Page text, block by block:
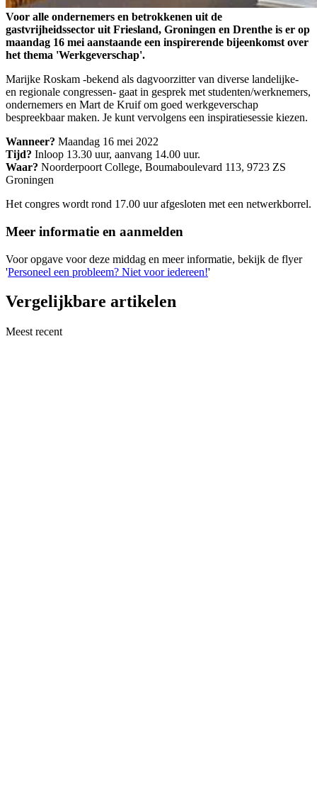
Voor alle ondernemers en betrokkenen uit de
gastvrijheidssector uit Friesland, Groningen en Drenthe is er op
maandag 16 mei aanstaande een inspirerende bijeenkomst over
het thema 'Werkgeverschap'.
Marijke Roskam -bekend als dagvoorzitter van diverse landelijke-
en regionale congressen- gaat in gesprek met studenten/werknemers,
ondernemers en Mart de Kruif om goed werkgeverschap
bespreekbaar maken. Je kunt vervolgens een inspiratiesessie kiezen.
Wanneer? Maandag 16 mei 2022
Tijd? Inloop 13.30 uur, aanvang 14.00 uur.
Waar? Noorderpoort College, Boumaboulevard 113, 9723 ZS
Groningen
Het congres wordt rond 17.00 uur afgesloten met een netwerkborrel.
Meer informatie en aanmelden
Voor opgave voor deze middag en meer informatie, bekijk de flyer
'Personeel een probleem? Niet voor iedereen!'
Vergelijkbare artikelen
Meest recent